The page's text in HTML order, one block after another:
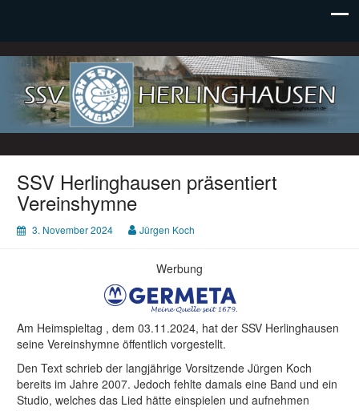
SSV Herlinghausen e. V.
SSV Herlinghausen präsentiert
Vereinshymne
3. November 2024 Jürgen Koch
Werbung
Am Heimspieltag , dem 03.11.2024, hat der SSV Herlinghausen
seine Vereinshymne öffentlich vorgestellt.
Den Text schrieb der langjährige Vorsitzende Jürgen Koch
bereits im Jahre 2007. Jedoch fehlte damals eine Band und ein
Studio, welches das Lied hätte einspielen und aufnehmen